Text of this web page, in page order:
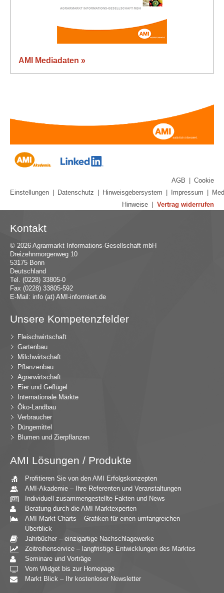
AMI Mediadaten »
AGB
Cookie
Einstellungen
Datenschutz Hinweisgebersystem Impressum
Hinweise
Vertrag widerrufen
Kontakt
© 2026 Agrarmarkt Informations-Gesellschaft mbH
Dreizehnmorgenweg 10
53175 Bonn
Deutschland
Tel. (0228) 33805-0
Fax (0228) 33805-592
E-Mail: info (at) AMI-informiert.de
Unsere Kompetenzfelder
Fleischwirtschaft
Gartenbau
Milchwirtschaft
Pflanzenbau
Agrarwirtschaft
Eier und Geflügel
Internationale Märkte
Öko-Landbau
Verbraucher
Düngemittel
Blumen und Zierpflanzen
AMI Lösungen / Produkte
Profitieren Sie von den AMI Erfolgskonzepten
AMI-Akademie – Ihre Referenten und Veranstaltungen
Individuell zusammengestellte Fakten und News
Beratung durch die AMI Marktexperten
AMI Markt Charts – Grafiken für einen umfangreichen
Überblick
Jahrbücher – einzigartige Nachschlagewerke
Zeitreihenservice – langfristige Entwicklungen des Marktes
Seminare und Vorträge
Vom Widget bis zur Homepage
Markt Blick – Ihr kostenloser Newsletter